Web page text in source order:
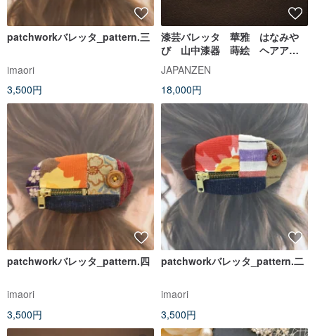
patchworkバレッタ_pattern.三
imaori
3,500円
漆芸バレッタ 華雅 はなみや
び 山中漆器 蒔絵 ヘアアク
セサリー 髪留め
JAPANZEN
18,000円
patchworkバレッタ_pattern.四
imaori
3,500円
patchworkバレッタ_pattern.二
imaori
3,500円